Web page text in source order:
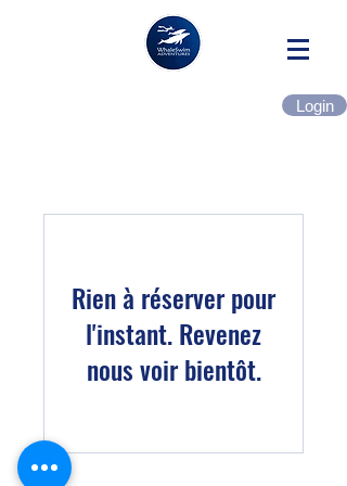
Login
Rien à réserver pour
l'instant. Revenez
nous voir bientôt.